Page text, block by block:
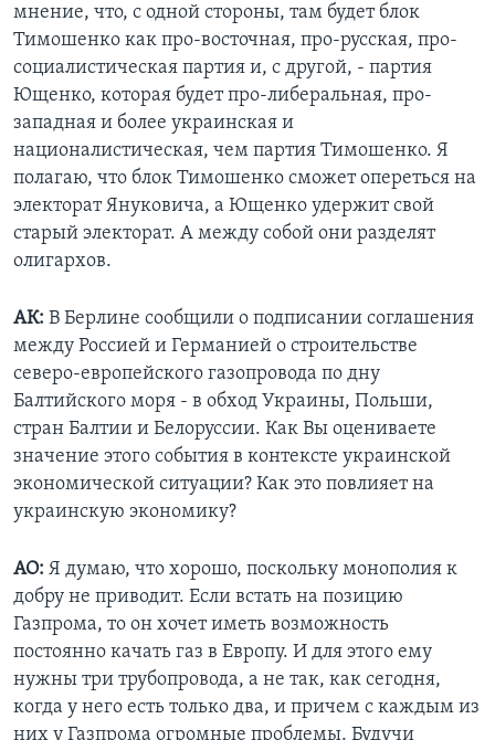
мнение, что, с одной стороны, там будет блок
Тимошенко как про-восточная, про-русская, про-
социалистическая партия и, с другой, - партия
Ющенко, которая будет про-либеральная, про-
западная и более украинская и
националистическая, чем партия Тимошенко. Я
полагаю, что блок Тимошенко сможет опереться на
электорат Януковича, а Ющенко удержит свой
старый электорат. А между собой они разделят
олигархов.
АК: В Берлине сообщили о подписании соглашения
между Россией и Германией о строительстве
северо-европейского газопровода по дну
Балтийского моря - в обход Украины, Польши,
стран Балтии и Белоруссии. Как Вы оцениваете
значение этого события в контексте украинской
экономической ситуации? Как это повлияет на
украинскую экономику?
АО: Я думаю, что хорошо, поскольку монополия к
добру не приводит. Если встать на позицию
Газпрома, то он хочет иметь возможность
постоянно качать газ в Европу. И для этого ему
нужны три трубопровода, а не так, как сегодня,
когда у него есть только два, и причем с каждым из
них у Газпрома огромные проблемы. Будучи